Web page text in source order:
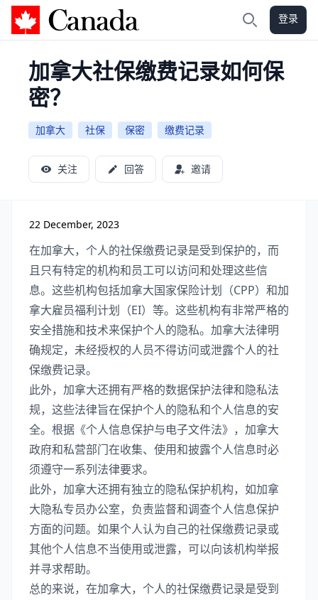
加拿大攻略 登录
加拿大社保缴费记录如何保
密？
加拿大 社保 保密 缴费记录
关注 回答 邀请
22 December, 2023
在加拿大，个人的社保缴费记录是受到保护的，而
且只有特定的机构和员工可以访问和处理这些信
息。这些机构包括加拿大国家保险计划（CPP）和加
拿大雇员福利计划（EI）等。这些机构有非常严格的
安全措施和技术来保护个人的隐私。加拿大法律明
确规定，未经授权的人员不得访问或泄露个人的社
保缴费记录。
此外，加拿大还拥有严格的数据保护法律和隐私法
规，这些法律旨在保护个人的隐私和个人信息的安
全。根据《个人信息保护与电子文件法》，加拿大
政府和私营部门在收集、使用和披露个人信息时必
须遵守一系列法律要求。
此外，加拿大还拥有独立的隐私保护机构，如加拿
大隐私专员办公室，负责监督和调查个人信息保护
方面的问题。如果个人认为自己的社保缴费记录或
其他个人信息不当使用或泄露，可以向该机构举报
并寻求帮助。
总的来说，在加拿大，个人的社保缴费记录是受到